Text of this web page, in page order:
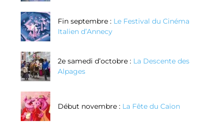
Fin septembre : Le Festival du Cinéma
Italien d’Annecy
2e samedi d’octobre : La Descente des
Alpages
Début novembre : La Fête du Caïon